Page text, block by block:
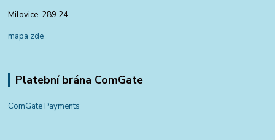
Milovice, 289 24
mapa zde
Platební brána ComGate
ComGate Payments